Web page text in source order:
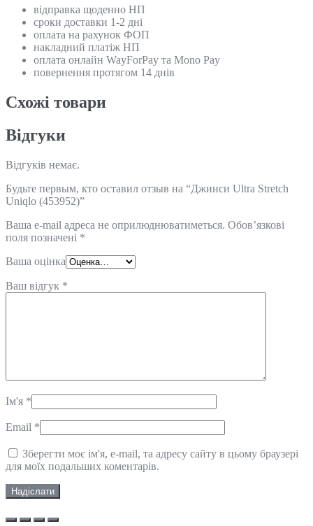
відправка щоденно НП
сроки доставки 1-2 дні
оплата на рахунок ФОП
накладний платіж НП
оплата онлайн WayForPay та Mono Pay
повернення протягом 14 днів
Схожi товари
Відгуки
Відгуків немає.
Будьте первым, кто оставил отзыв на “Джинси Ultra Stretch
Uniqlo (453952)”
Ваша e-mail адреса не оприлюднюватиметься. Обов’язкові
поля позначені *
Ваша оцінка
Ваш відгук *
Ім'я *
Email *
Зберегти моє ім'я, e-mail, та адресу сайту в цьому браузері
для моїх подальших коментарів.